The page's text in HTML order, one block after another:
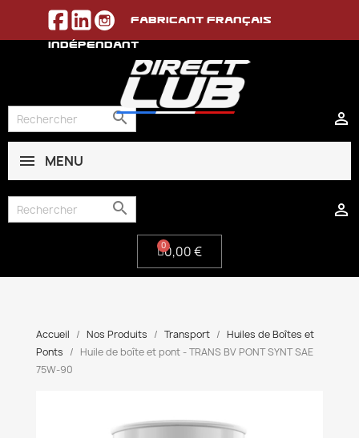
Fabricant français
indépendant


MENU


0,00 €
Accueil Nos Produits Transport
Huiles de Boîtes et
Ponts
Huile de boîte et pont - TRANS BV PONT SYNT SAE
75W-90